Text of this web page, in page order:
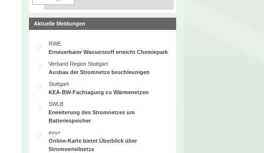
Aktuelle Meldungen
RWE
Erneuerbarer Wasserstoff erreicht Chemiepark
Verband Region Stuttgart
Ausbau der Stromnetze beschleunigen
Stuttgart
KEA-BW-Fachtagung zu Wärmenetzen
SWLB
Erweiterung des Stromnetzes um
Batteriespeicher
evu+
Online-Karte bietet Überblick über
Stromverteilnetze